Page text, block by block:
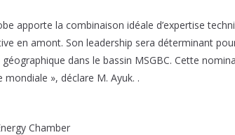
apporte la combinaison idéale d’expertise
en amont. Son leadership sera déterminant
dans le bassin MSGBC. Cette
mondiale », déclare M. Ayuk. .
Chamber